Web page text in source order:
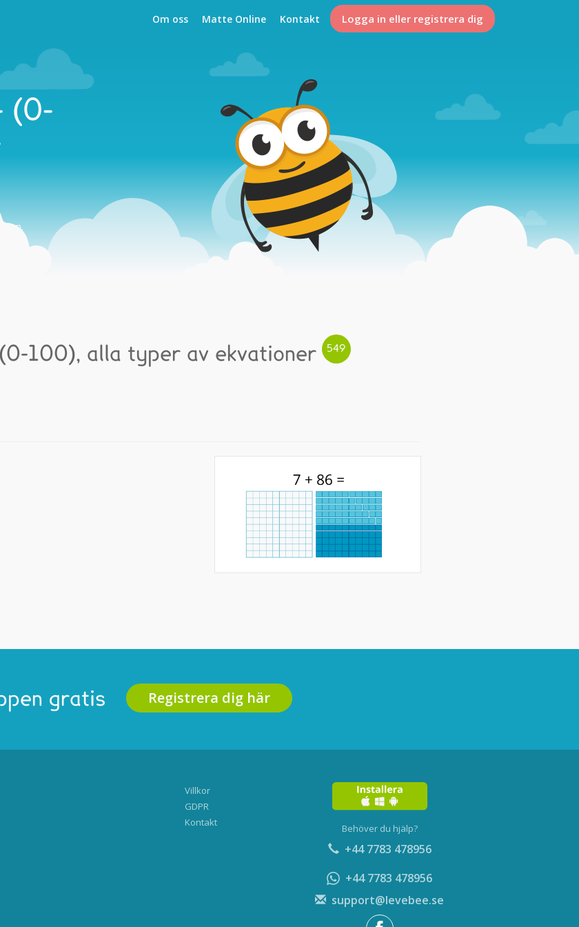
Om oss Matte Online Kontakt Logga in eller registrera dig
(0-
100), alla typer av ekvationer
gratis Registrera dig här
Villkor
GDPR
Kontakt
Behöver du hjälp?
+44 7783 478956
+44 7783 478956
support@levebee.se